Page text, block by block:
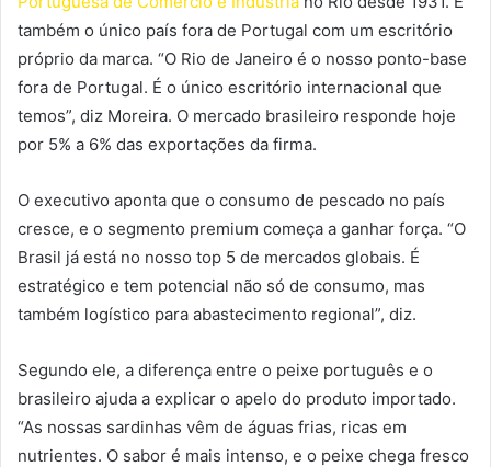
também o único país fora de Portugal com um escritório
próprio da marca. “O Rio de Janeiro é o nosso ponto-base
fora de Portugal. É o único escritório internacional que
temos”, diz Moreira. O mercado brasileiro responde hoje
por 5% a 6% das exportações da firma.
O executivo aponta que o consumo de pescado no país
cresce, e o segmento premium começa a ganhar força. “O
Brasil já está no nosso top 5 de mercados globais. É
estratégico e tem potencial não só de consumo, mas
também logístico para abastecimento regional”, diz.
Segundo ele, a diferença entre o peixe português e o
brasileiro ajuda a explicar o apelo do produto importado.
“As nossas sardinhas vêm de águas frias, ricas em
nutrientes. O sabor é mais intenso, e o peixe chega fresco